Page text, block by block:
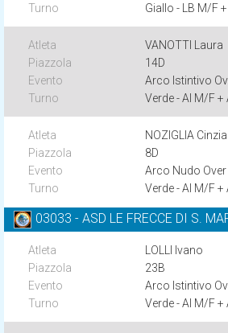
Giallo - LB M/F
VANOTTI Laura
14D
Arco Istintivo
Verde - AI M/F +
NOZIGLIA Cinzia
8D
Arco Nudo
Verde - AI M/F +
03033 - ASD LE FRECCE DI S.
LOLLI Ivano
23B
Arco Istintivo
Verde - AI M/F +